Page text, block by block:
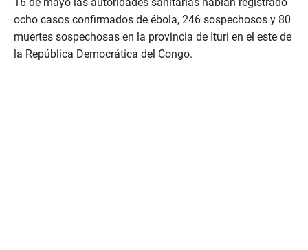
ocho casos confirmados de ébola, 246 sospechosos y 80
muertes sospechosas en la provincia de Ituri en el este de
la República Democrática del Congo.